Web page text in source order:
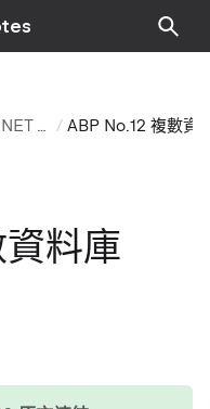
ASP.NET Boilerplate
料庫